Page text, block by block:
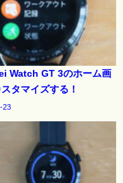
Watch GT 3のホーム画
タマイズする！
23